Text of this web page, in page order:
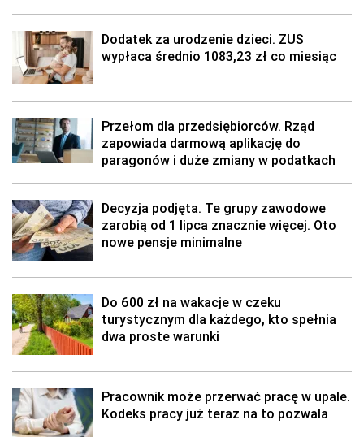
Dodatek za urodzenie dzieci. ZUS
wypłaca średnio 1083,23 zł co miesiąc
Przełom dla przedsiębiorców. Rząd
zapowiada darmową aplikację do
paragonów i duże zmiany w podatkach
Decyzja podjęta. Te grupy zawodowe
zarobią od 1 lipca znacznie więcej. Oto
nowe pensje minimalne
Do 600 zł na wakacje w czeku
turystycznym dla każdego, kto spełnia
dwa proste warunki
Pracownik może przerwać pracę w upale.
Kodeks pracy już teraz na to pozwala